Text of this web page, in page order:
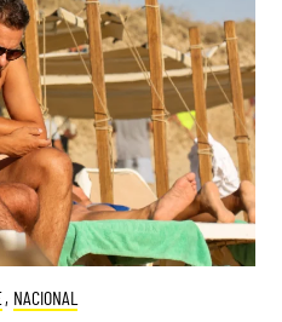
, NACIONAL